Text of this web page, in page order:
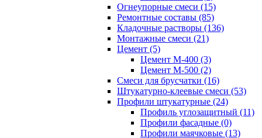
Огнеупорные смеси (15)
Ремонтные составы (85)
Кладочные растворы (136)
Монтажные смеси (21)
Цемент (5)
Цемент М-400 (3)
Цемент М-500 (2)
Смеси для брусчатки (16)
Штукатурно-клеевые смеси (53)
Профили штукатурные (24)
Профиль углозащитный (11)
Профили фасадные (0)
Профили маячковые (13)